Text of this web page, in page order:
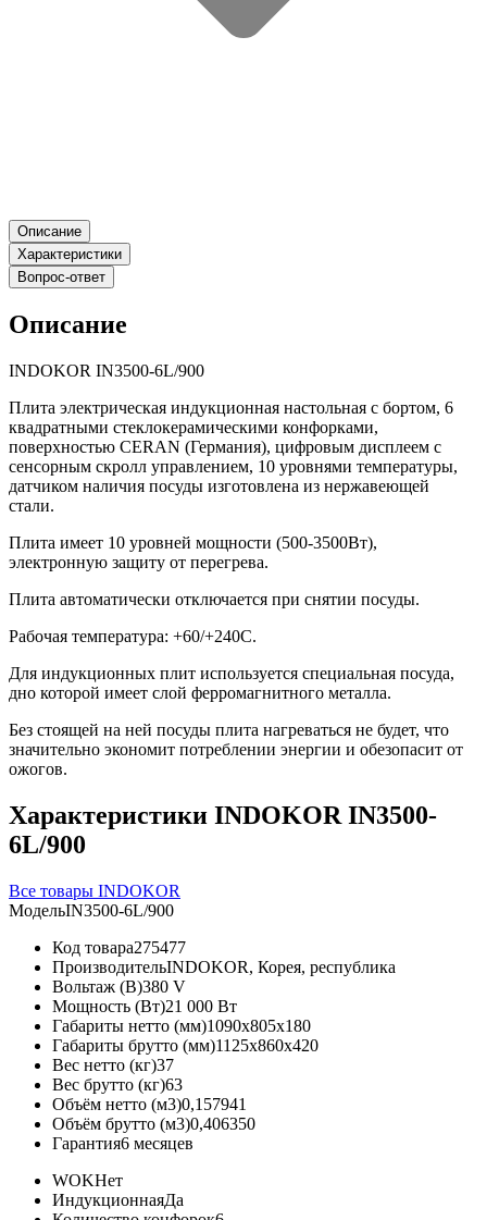
Описание
Характеристики
Вопрос-ответ
Описание
INDOKOR IN3500-6L/900
Плита электрическая индукционная настольная с бортом, 6
квадратными стеклокерамическими конфорками,
поверхностью CERAN (Германия), цифровым дисплеем с
сенсорным скролл управлением, 10 уровнями температуры,
датчиком наличия посуды изготовлена из нержавеющей
стали.
Плита имеет 10 уровней мощности (500-3500Вт),
электронную защиту от перегрева.
Плита автоматически отключается при снятии посуды.
Рабочая температура: +60/+240С.
Для индукционных плит используется специальная посуда,
дно которой имеет слой ферромагнитного металла.
Без стоящей на ней посуды плита нагреваться не будет, что
значительно экономит потреблении энергии и обезопасит от
ожогов.
Характеристики INDOKOR IN3500-
6L/900
Все товары INDOKOR
МодельIN3500-6L/900
Код товара275477
ПроизводительINDOKOR, Корея, республика
Вольтаж (В)380 V
Мощность (Вт)21 000 Вт
Габариты нетто (мм)1090x805x180
Габариты брутто (мм)1125x860x420
Вес нетто (кг)37
Вес брутто (кг)63
Объём нетто (м3)0,157941
Объём брутто (м3)0,406350
Гарантия6 месяцев
WOKНет
ИндукционнаяДа